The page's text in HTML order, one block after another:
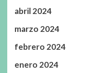
abril 2024
marzo 2024
febrero 2024
enero 2024